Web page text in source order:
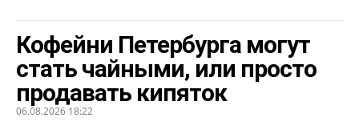
Кофейни Петербурга могут
стать чайными, или просто
продавать кипяток
06.08.2026 18:22